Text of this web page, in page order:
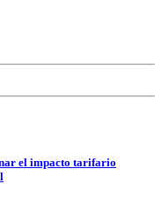
el impacto tarifario